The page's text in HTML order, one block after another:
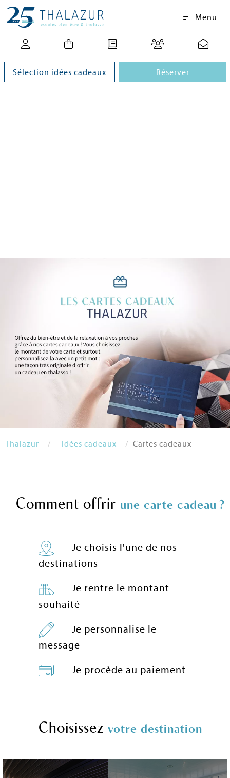
Menu
Sélection idées cadeaux Réserver
Thalazur Idées cadeaux Cartes cadeaux
Comment offrir une carte cadeau ?
Je choisis l'une de nos
destinations
Je rentre le montant
souhaité
Je personnalise le
message
Je procède au paiement
Choisissez votre destination